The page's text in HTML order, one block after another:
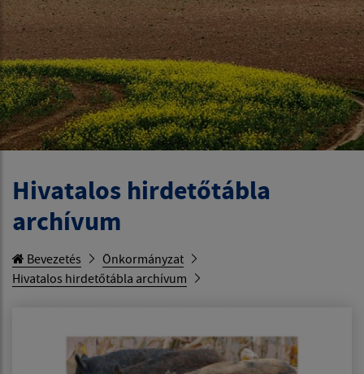
Hivatalos hirdetőtábla
archívum
Bevezetés
Önkormányzat
Hivatalos hirdetőtábla archívum